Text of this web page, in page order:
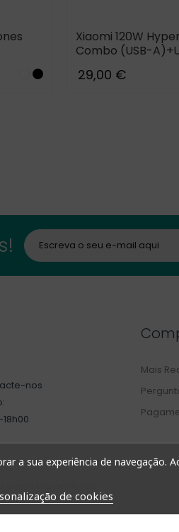
WhiteBlack
Xiaomi 120W
Combo (USB-
29,00 €
a sua experiência de navegação.
de cookies
nos
a rede móvel nacional)
Mais